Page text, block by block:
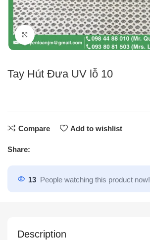
Click to enlarge
Tay Hút Đưa UV lỗ 10
Compare Add to wishlist
Share:
13 People watching this product now!
Description